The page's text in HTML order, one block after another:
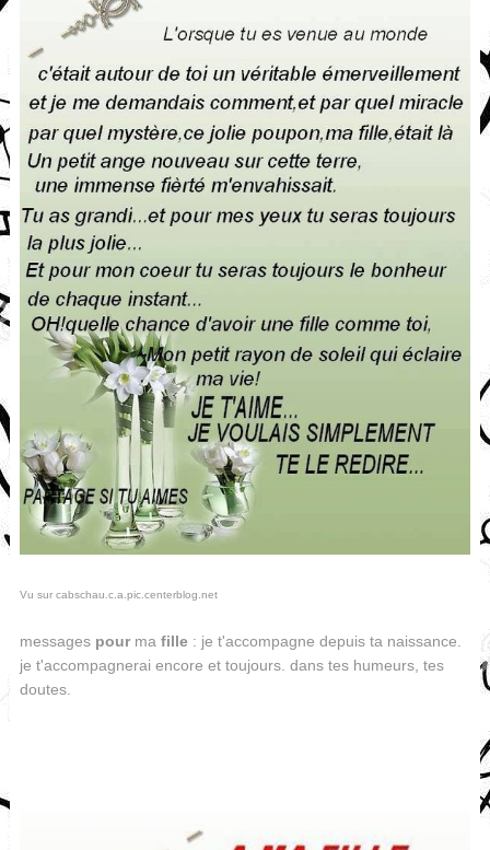
Vu sur cabschau.c.a.pic.centerblog.net
messages pourma fille: je t'accompagne depuis ta naissance.
je t'accompagnerai encore et toujours. dans tes humeurs, tes
doutes.